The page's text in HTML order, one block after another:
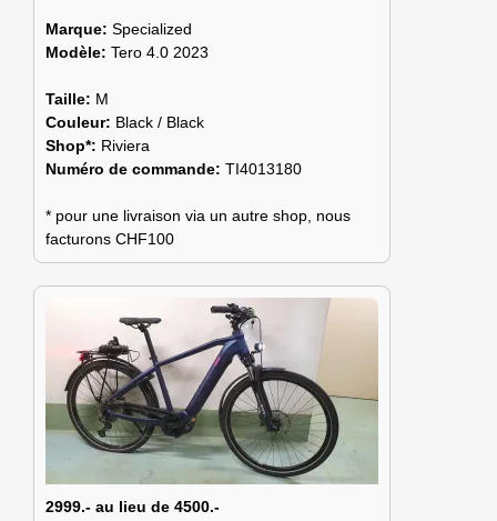
Marque: Specialized
Modèle: Tero 4.0 2023
Taille: M
Couleur: Black / Black
Shop*: Riviera
Numéro de commande: TI4013180
* pour une livraison via un autre shop, nous
facturons CHF100
2999.- au lieu de 4500.-